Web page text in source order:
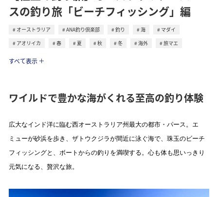
スの釣り旅「ビーチフィッシング」編
オーストラリア ANA釣り倶楽部 釣り 海
マダイ
アオリイカ
春 夏 秋 冬 海外
旅マエ
すべて表示
ワイルドで豊かな海がくれる至高の釣り体験
広大なインド洋に臨む西オーストラリア州最大の都市・パース。エ
ミューが砂浜を歩き、ザトウクジラが間近に泳ぐ海で、珠玉のビーチ
フィッシングと、ボートからの釣りを満喫する。心も体も思いっきり
元気になる、贅沢な旅。